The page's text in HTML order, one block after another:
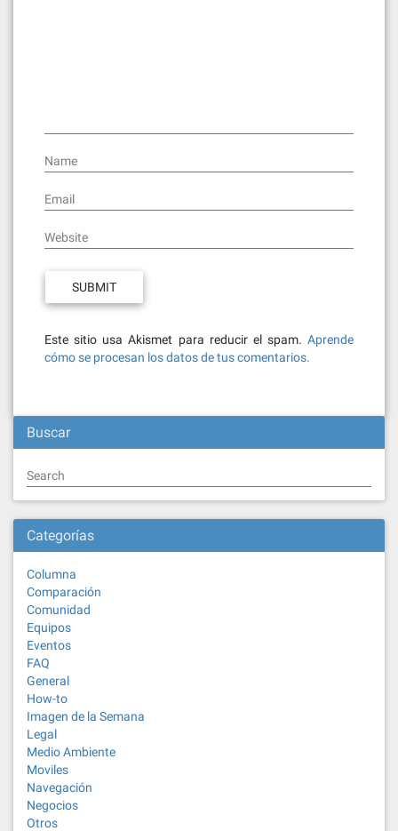
Name
Email
Website
Este sitio usa Akismet para reducir el spam. Aprende
cómo se procesan los datos de tus comentarios.
Buscar
Search
Categorías
Columna
Comparación
Comunidad
Equipos
Eventos
FAQ
General
How-to
Imagen de la Semana
Legal
Medio Ambiente
Moviles
Navegación
Negocios
Otros